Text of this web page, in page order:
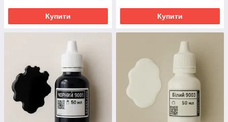
Купити Купити